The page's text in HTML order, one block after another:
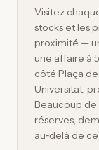
Visitez
stocks et les
proximité —
une affaire à
côté Plaça
Universitat,
Beaucoup de
réserves,
au‑delà de